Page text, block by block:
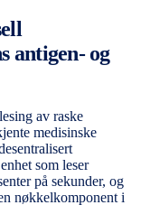
antigen- og
av raske
medisinske
som leser
på sekunder, og
nøkkelkomponent i